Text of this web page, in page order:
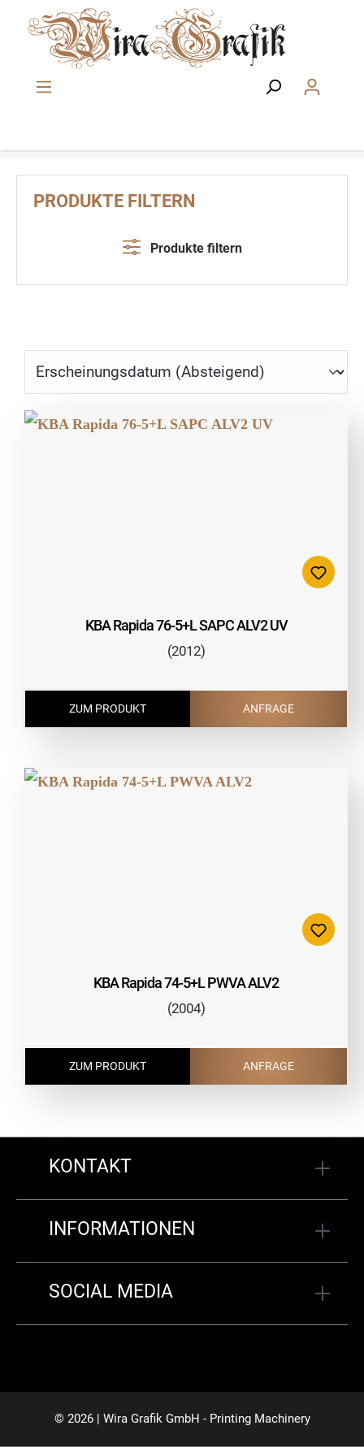
Zum Hauptinhalt springen
PRODUKTE FILTERN
Produkte filtern
KBA Rapida 76-5+L SAPC ALV2 UV
(2012)
ZUM PRODUKT ANFRAGE
KBA Rapida 74-5+L PWVA ALV2
(2004)
ZUM PRODUKT ANFRAGE
KONTAKT
INFORMATIONEN
SOCIAL MEDIA
© 2026 | Wira Grafik GmbH - Printing Machinery